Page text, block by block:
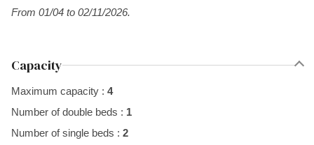
From 01/04 to 02/11/2026.
Capacity
Maximum capacity : 4
Number of double beds : 1
Number of single beds : 2